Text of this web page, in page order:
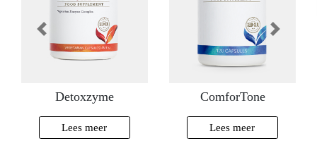
Detoxzyme
Lees meer
ComforTone
Lees meer
Vorige Volgende